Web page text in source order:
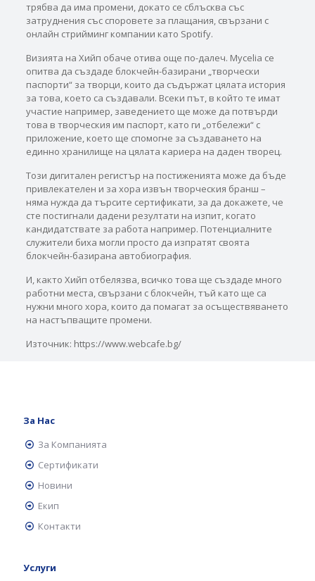
трябва да има промени, докато се сблъсква със
затруднения със споровете за плащания, свързани с
онлайн стрийминг компании като Spotify.
Визията на Хийп обаче отива още по-далеч. Mycelia се
опитва да създаде блокчейн-базирани „творчески
паспорти“ за творци, които да съдържат цялата история
за това, което са създавали. Всеки път, в който те имат
участие например, заведението ще може да потвърди
това в творческия им паспорт, като ги „отбележи“ с
приложение, което ще спомогне за създаването на
единно хранилище на цялата кариера на даден творец.
Този дигитален регистър на постиженията може да бъде
привлекателен и за хора извън творческия бранш –
няма нужда да търсите сертификати, за да докажете, че
сте постигнали дадени резултати на изпит, когато
кандидатствате за работа например. Потенциалните
служители биха могли просто да изпратят своята
блокчейн-базирана автобиография.
И, както Хийп отбелязва, всичко това ще създаде много
работни места, свързани с блокчейн, тъй като ще са
нужни много хора, които да помагат за осъществяването
на настъпващите промени.
Източник: https://www.webcafe.bg/
За Нас
За Компанията
Сертификати
Новини
Екип
Контакти
Услуги